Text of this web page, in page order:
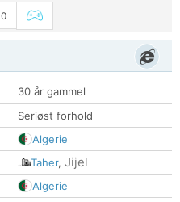
0
30 år gammel
Seriøst forhold
Algerie
Taher, Jijel
Algerie